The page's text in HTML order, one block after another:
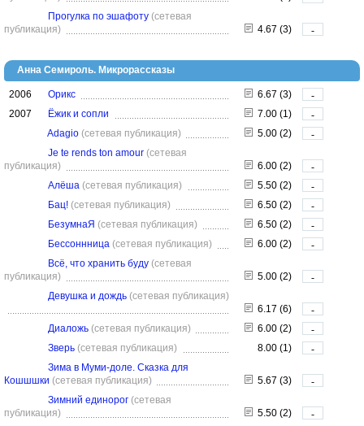
Прогулка по эшафоту (сетевая
публикация)
4.67 (3) -
Анна Семироль. Микрорассказы
2006 Орикс 6.67 (3)
-
2007
Ёжик и сопли 7.00 (1)
-
Adagio (сетевая публикация) 5.00 (2)
-
Je te rends ton amour (сетевая
публикация)
6.00 (2)
-
Алёша (сетевая публикация) 5.50 (2)
-
Бац! (сетевая публикация) 6.50 (2)
-
БезумнаЯ (сетевая публикация) 6.50 (2)
-
Бессоннница (сетевая публикация) 6.00 (2)
-
Всё, что хранить буду (сетевая
публикация)
5.00 (2)
-
Девушка и дождь (сетевая публикация)
6.17 (6)
-
Диаложь (сетевая публикация) 6.00 (2)
-
Зверь (сетевая публикация) 8.00 (1)
-
Зима в Муми-доле. Сказка для
Кошшшки (сетевая публикация) 5.67 (3)
-
Зимний единорог (сетевая
публикация)
5.50 (2)
-